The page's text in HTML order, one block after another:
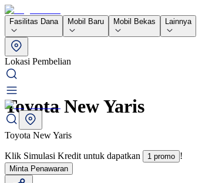
Fasilitas Dana Mobil Baru Mobil Bekas Lainnya
Lokasi Pembelian
Toyota New Yaris
Toyota New Yaris
Klik Simulasi Kredit untuk dapatkan 1 promo !
Minta Penawaran